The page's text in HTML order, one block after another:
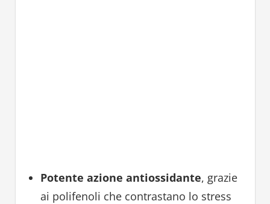
Potente azione antiossidante, grazie
ai polifenoli che contrastano lo stress